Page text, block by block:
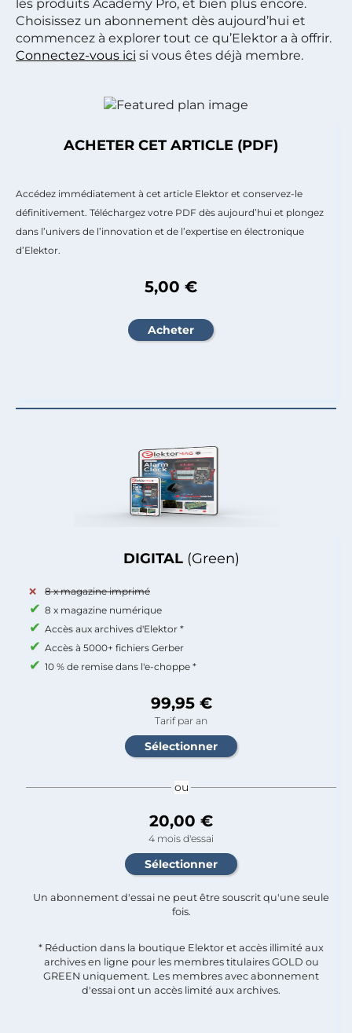
les produits Academy Pro, et bien plus encore.
Choisissez un abonnement dès aujourd’hui et
commencez à explorer tout ce qu’Elektor a à offrir.
Connectez-vous ici si vous êtes déjà membre.
DIGITAL (Green)
8 x magazine imprimé
8 x magazine numérique
Accès aux archives d'Elektor *
Accès à 5000+ fichiers Gerber
10 % de remise dans l'e-choppe *
99,95 €
Tarif par an
ou
20,00 €
4 mois d'essai
Un abonnement d'essai ne peut être souscrit qu'une seule
fois.​
* Réduction dans la boutique Elektor et accès illimité aux
archives en ligne pour les membres titulaires GOLD ou
GREEN uniquement. Les membres avec abonnement
d'essai ont un accès limité aux archives.
ACHETER CET ARTICLE (PDF)
Accédez immédiatement à cet article Elektor et conservez-le
définitivement. Téléchargez votre PDF dès aujourd’hui et plongez
dans l’univers de l’innovation et de l’expertise en électronique
d’Elektor.
5,00 €